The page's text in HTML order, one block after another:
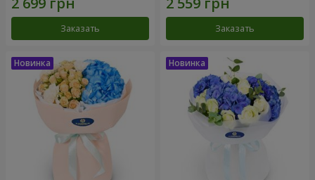
Заказать Заказать